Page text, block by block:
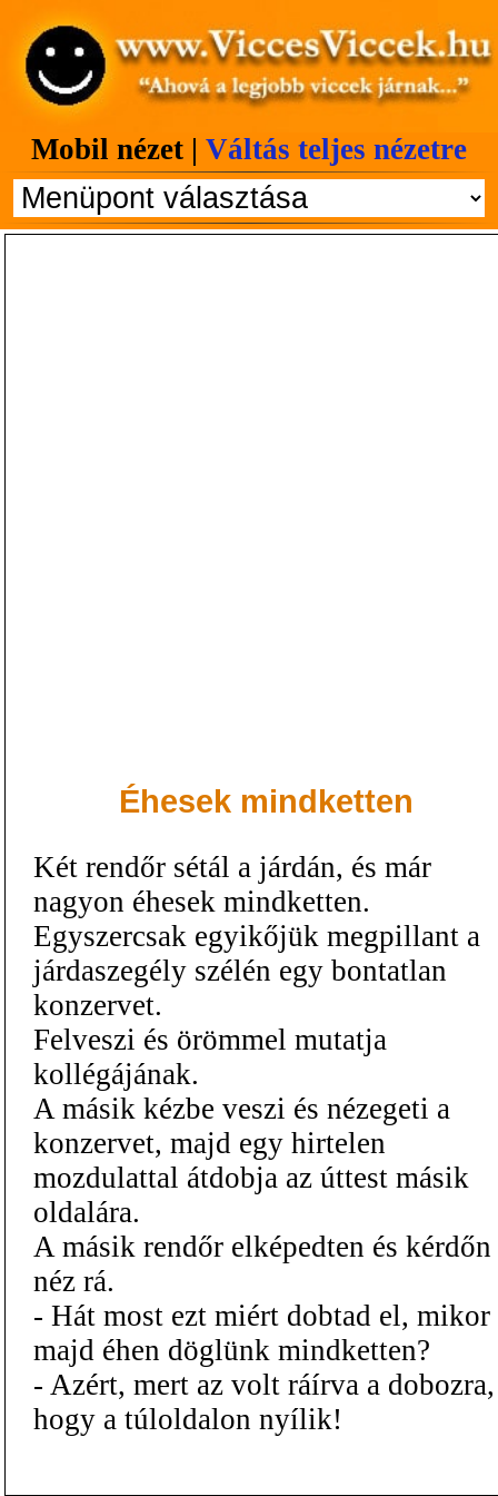
Mobil nézet | Váltás teljes nézetre
Éhesek mindketten
Két rendőr sétál a járdán, és már
nagyon éhesek mindketten.
Egyszercsak egyikőjük megpillant a
járdaszegély szélén egy bontatlan
konzervet.
Felveszi és örömmel mutatja
kollégájának.
A másik kézbe veszi és nézegeti a
konzervet, majd egy hirtelen
mozdulattal átdobja az úttest másik
oldalára.
A másik rendőr elképedten és kérdőn
néz rá.
- Hát most ezt miért dobtad el, mikor
majd éhen döglünk mindketten?
- Azért, mert az volt ráírva a dobozra,
hogy a túloldalon nyílik!